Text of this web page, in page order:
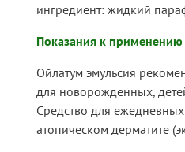
ингредиент: жидкий
Показания к применению
Ойлатум эмульсия
для новорожденных,
Средство для
атопическом дерматите